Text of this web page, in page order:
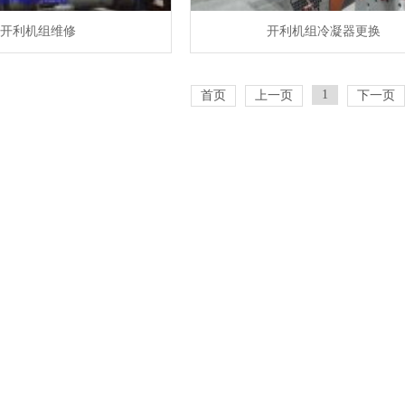
开利机组维修 开利机组冷凝器更换
首页 上一页 1 下一页